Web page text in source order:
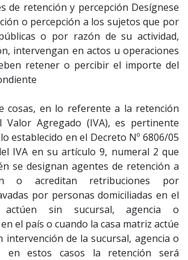
de retención y percepción Desígnese
o percepción a los sujetos que por
o por razón de su actividad,
intervengan en actos u operaciones
retener o percibir el importe del
cosas, en lo referente a la retención
Valor Agregado (IVA), es pertinente
establecido en el Decreto Nº 6806/05
IVA en su artículo 9, numeral 2 que
se designan agentes de retención a
o acreditan retribuciones por
por personas domiciliadas en el
sin sucursal, agencia o
el país o cuando la casa matriz actúe
intervención de la sucursal, agencia o
en estos casos la retención será